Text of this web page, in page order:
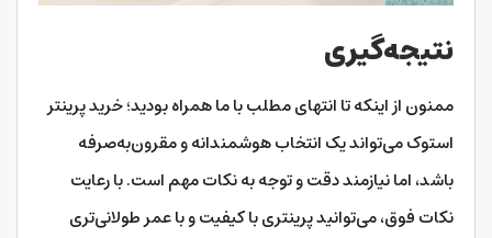
نتیجه‌گیری
ممنون از اینکه تا انتهای مطلب با ما همراه بودید؛ خرید پرینتر
استوک می‌تواند یک انتخاب هوشمندانه و مقرون‌به‌صرفه
باشد، اما نیازمند دقت و توجه به نکات مهم است. با رعایت
نکات فوق، می‌توانید پرینتری با کیفیت و با عمر طولانی‌تری